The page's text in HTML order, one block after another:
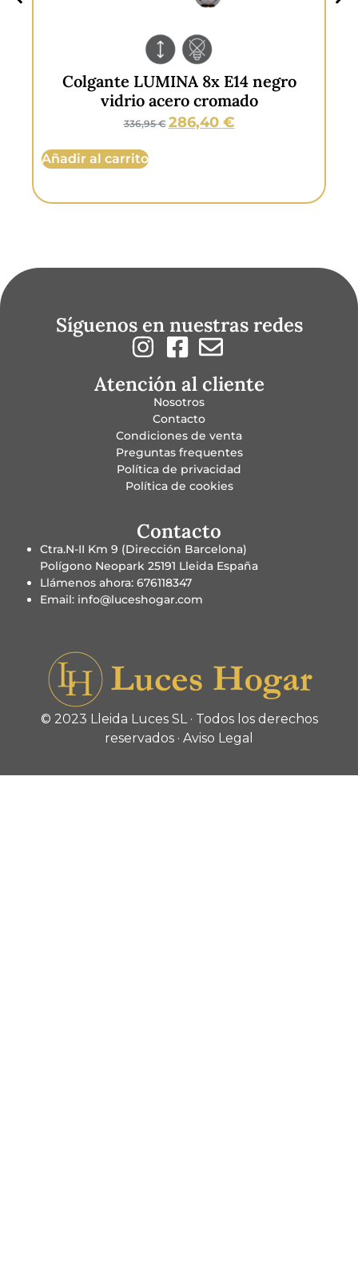
Colgante LUMINA 8x E14 negro
vidrio acero cromado
336,95€ 286,40 €
Añadir al carrito
Síguenos en nuestras redes
Atención al cliente
Nosotros
Contacto
Condiciones de venta
Preguntas frequentes
Política de privacidad
Política de cookies
Contacto
Ctra.N-II Km 9 (Dirección Barcelona)
Polígono Neopark 25191 Lleida España
Llámenos ahora: 676118347
Email: info@luceshogar.com
© 2023 Lleida Luces SL · Todos los derechos
reservados · Aviso Legal